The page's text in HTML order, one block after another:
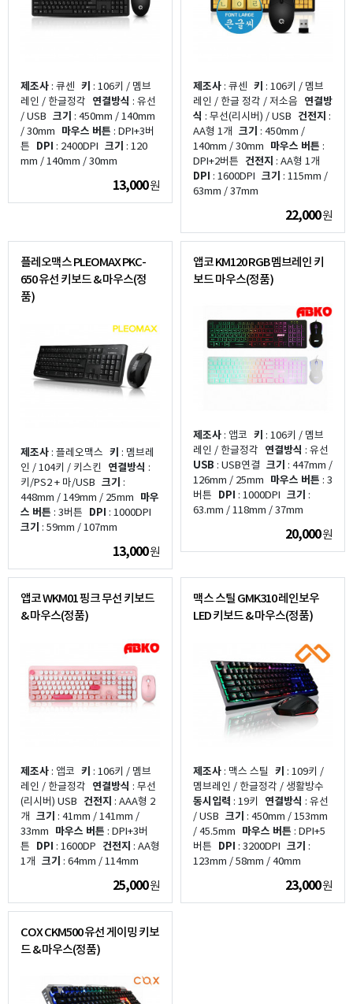
제조사 : 큐센 키 : 106키 / 멤브
레인 / 한글정각 연결방식 : 유선
/ USB 크기 : 450mm / 140mm
/ 30mm 마우스 버튼 : DPI+3버
튼 DPI : 2400DPI 크기 : 120
mm / 140mm / 30mm
13,000원
제조사 : 큐센 키 : 106키 / 멤브
레인 / 한글 정각 / 저소음 연결방
식 : 무선(리시버) / USB 건전지 :
AA형 1개 크기 : 450mm /
140mm / 30mm 마우스 버튼 :
DPI+2버튼 건전지 : AA형 1개
DPI : 1600DPI 크기 : 115mm /
63mm / 37mm
22,000원
플레오맥스 PLEOMAX PKC-
650 유선 키보드 & 마우스(정
품)
제조사 : 플레오맥스 키 : 멤브레
인 / 104키 / 키스킨
연결방식 :
키/PS2 + 마/USB 크기 :
448mm / 149mm / 25mm 마우
스 버튼 : 3버튼 DPI : 1000DPI
크기 : 59mm / 107mm
13,000원
앱코 KM120 RGB 멤브레인 키
보드 마우스(정품)
제조사 : 앱코 키 : 106키 / 멤브
레인 / 한글정각 연결방식 : 유선
USB : USB연결 크기 : 447mm /
126mm / 25mm 마우스 버튼 : 3
버튼 DPI : 1000DPI 크기 :
63.mm / 118mm / 37mm
20,000원
앱코 WKM01 핑크 무선 키보드
& 마우스(정품)
제조사 : 앱코 키 : 106키 / 멤브
레인 / 한글정각 연결방식 : 무선
(리시버) USB 건전지 : AAA형 2
개 크기 : 41mm / 141mm /
33mm 마우스 버튼 : DPI+3버
튼 DPI : 1600DP 건전지 : AA형
1개 크기 : 64mm / 114mm
25,000원
맥스 스틸 GMK310 레인보우
LED 키보드 & 마우스(정품)
제조사 : 맥스 스틸 키 : 109키 /
멤브레인 / 한글정각 / 생활방수
동시입력 : 19키 연결방식 : 유선
/ USB 크기 : 450mm / 153mm
/ 45.5mm 마우스 버튼 : DPI+5
버튼 DPI : 3200DPI 크기 :
123mm / 58mm / 40mm
23,000원
COX CKM500 유선 게이밍 키보
드 & 마우스(정품)